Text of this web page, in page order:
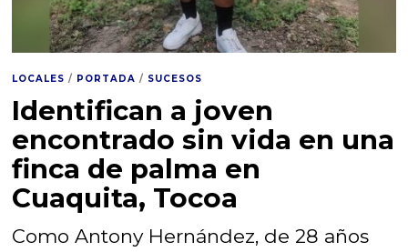
LOCALES / PORTADA / SUCESOS
Identifican a joven
encontrado sin vida en una
finca de palma en
Cuaquita, Tocoa
Como Antony Hernández, de 28 años